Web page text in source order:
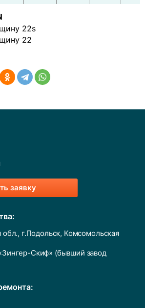
22s
22
заявку
обл., г.Подольск, Комсомольская
Скиф» (бывший завод